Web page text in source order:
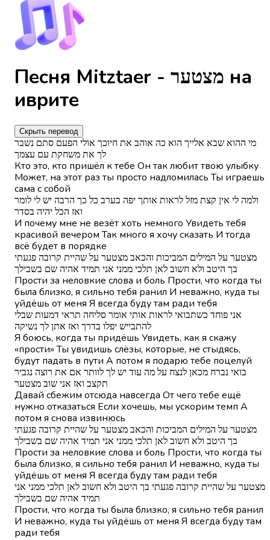
Песня Mitztaer - מצטער на
иврите
Скрыть перевод
מי ההוא שבא אלייך הוא כה אוהב את חיוכך אולי הפעם סתם נשבר
לך את משחקת עם עצמך
Кто это, кто пришёл к тебе Он так любит твою улыбку
Может, на этот раз ты просто надломилась Ты играешь
сама с собой
ולמה לי אין קצת מזל לראות אותך יפה בערב כל כך הרבה יש לי לומר
ואז הכל יהיה בסדר
И почему мне не везёт хоть немного Увидеть тебя
красивой вечером Так много я хочу сказать И тогда
всё будет в порядке
מצטער על המילים המביכות והכאב מצטער על שהיית קרובה פגעתי
בך היטב ולא חשוב לאן תלכי ממני אני תמיד אהיה שם בשבילך
Прости за неловкие слова и боль Прости, что когда ты
была близко, я сильно тебя ранил И неважно, куда ты
уйдёшь от меня Я всегда буду там ради тебя
אני פוחד כשתבואי לראות אותי אומר סליחה תראי דמעות שבלי
להתבייש יפלו בדרך ואז אתן לך נשיקה
Я боюсь, когда ты придёшь Увидеть, как я скажу
«прости» Ты увидишь слёзы, которые, не стыдясь,
будут падать в пути А потом я подарю тебе поцелуй
בואי נברח מכאן לנצח על מה עוד יש לך לוותר אם את רוצה נגביר
תקצב ואז אני שוב מצטער
Давай сбежим отсюда навсегда От чего тебе ещё
нужно отказаться Если хочешь, мы ускорим темп А
потом я снова извинюсь
מצטער על המילים המביכות והכאב מצטער על שהיית קרובה פגעתי
בך היטב ולא חשוב לאן תלכי ממני אני תמיד אהיה שם בשבילך
Прости за неловкие слова и боль Прости, что когда ты
была близко, я сильно тебя ранил И неважно, куда ты
уйдёшь от меня Я всегда буду там ради тебя
מצטער על שהיית קרובה פגעתי בך היטב ולא חשוב לאן תלכי ממני אני
תמיד אהיה שם בשבילך
Прости, что когда ты была близко, я сильно тебя ранил
И неважно, куда ты уйдёшь от меня Я всегда буду там
ради тебя